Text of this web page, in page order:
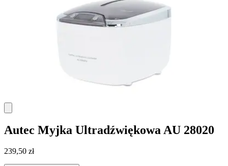
Autec Myjka Ultradźwiękowa AU 28020
239,50 zł